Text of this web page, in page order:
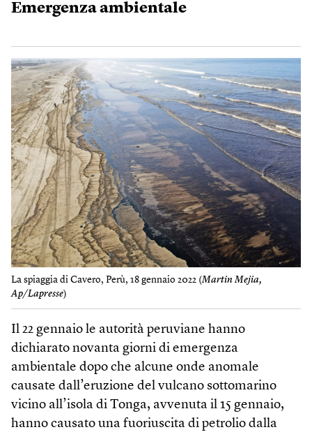
Emergenza ambientale
La spiaggia di Cavero, Perù, 18 gennaio 2022 (Martin Mejia,
Ap/Lapresse)
Il 22 gennaio le autorità peruviane hanno
dichiarato novanta giorni di emergenza
ambientale dopo che alcune onde anomale
causate dall’eruzione del vulcano sottomarino
vicino all’isola di Tonga, avvenuta il 15 gennaio,
hanno causato una fuoriuscita di petrolio dalla